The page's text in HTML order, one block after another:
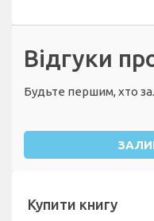
Відгуки
Будьте першим, хто
Купити книгу